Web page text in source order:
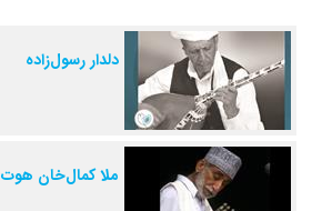
دلدار رسول‌زاده
ملا کمال‌خان هوت